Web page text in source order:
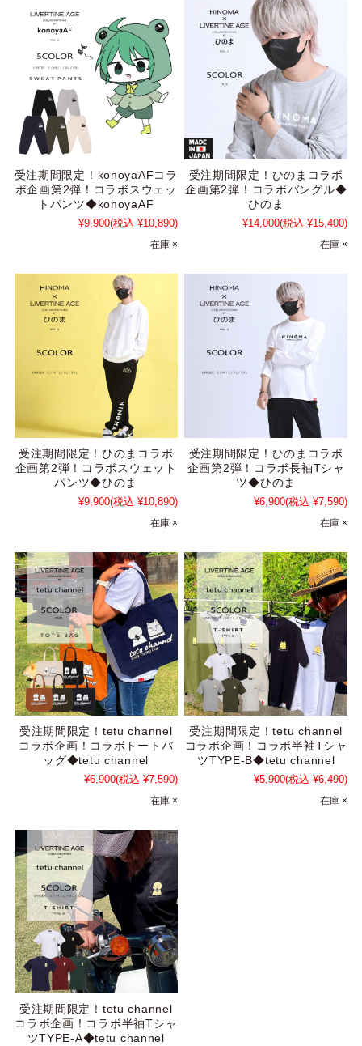
受注期間限定！konoyaAFコラ
ボ企画第2弾！コラボスウェッ
トパンツ◆konoyaAF
¥9,900(税込 ¥10,890)
在庫 ×
受注期間限定！ひのまコラボ
企画第2弾！コラボバングル◆
ひのま
¥14,000(税込 ¥15,400)
在庫 ×
受注期間限定！ひのまコラボ
企画第2弾！コラボスウェット
パンツ◆ひのま
¥9,900(税込 ¥10,890)
在庫 ×
受注期間限定！ひのまコラボ
企画第2弾！コラボ長袖Tシャ
ツ◆ひのま
¥6,900(税込 ¥7,590)
在庫 ×
受注期間限定！tetu channel
コラボ企画！コラボトートバ
ッグ◆tetu channel
¥6,900(税込 ¥7,590)
在庫 ×
受注期間限定！tetu channel
コラボ企画！コラボ半袖Tシャ
ツTYPE-B◆tetu channel
¥5,900(税込 ¥6,490)
在庫 ×
受注期間限定！tetu channel
コラボ企画！コラボ半袖Tシャ
ツTYPE-A◆tetu channel